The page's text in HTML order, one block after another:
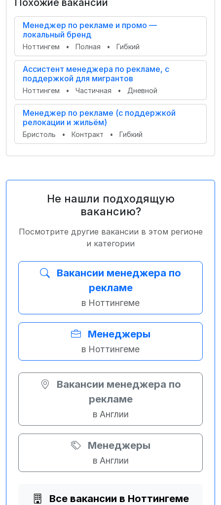
Похожие вакансии
Менеджер по рекламе и промо —
локальный бренд
Ноттингем • Полная • Гибкий
Ассистент менеджера по рекламе, с
поддержкой для мигрантов
Ноттингем • Частичная • Дневной
Менеджер по рекламе (с поддержкой
релокации и жильём)
Бристоль • Контракт • Гибкий
Не нашли подходящую
вакансию?
Посмотрите другие вакансии в этом регионе
и категории
Вакансии менеджера по
рекламе
в Ноттингеме
Менеджеры
в Ноттингеме
Вакансии менеджера по
рекламе
в Англии
Менеджеры
в Англии
Все вакансии в Ноттингеме